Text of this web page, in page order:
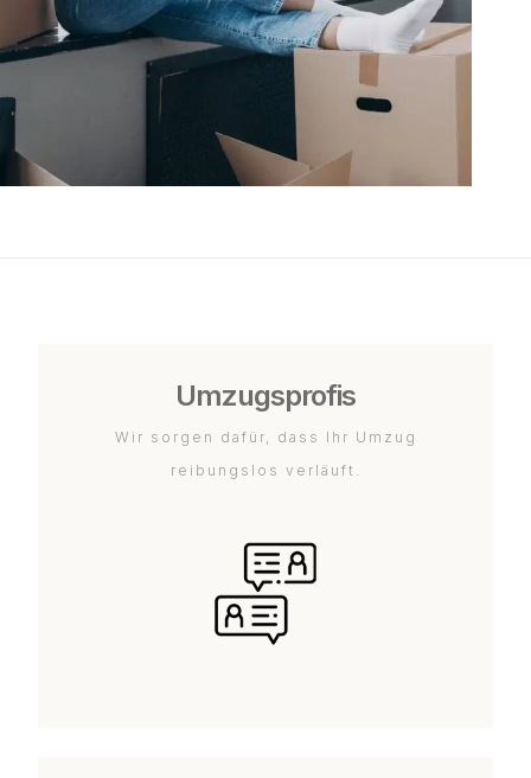
Umzugsprofis
Wir sorgen dafür, dass Ihr Umzug
reibungslos verläuft.